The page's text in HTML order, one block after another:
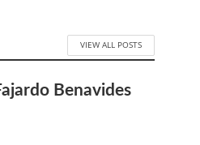
VIEW ALL POSTS
Benavides